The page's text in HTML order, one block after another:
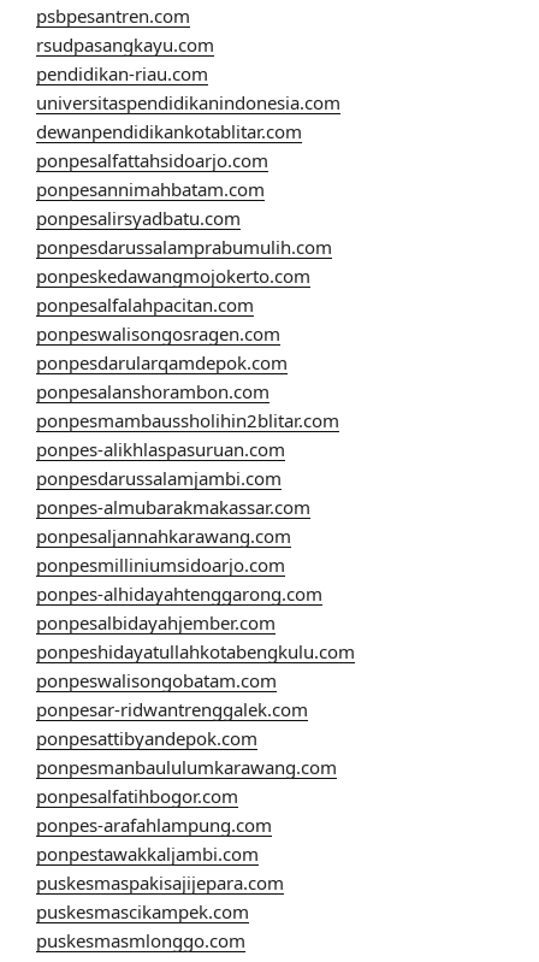
psbpesantren.com
rsudpasangkayu.com
pendidikan-riau.com
universitaspendidikanindonesia.com
dewanpendidikankotablitar.com
ponpesalfattahsidoarjo.com
ponpesannimahbatam.com
ponpesalirsyadbatu.com
ponpesdarussalamprabumulih.com
ponpeskedawangmojokerto.com
ponpesalfalahpacitan.com
ponpeswalisongosragen.com
ponpesdarularqamdepok.com
ponpesalanshorambon.com
ponpesmambaussholihin2blitar.com
ponpes-alikhlaspasuruan.com
ponpesdarussalamjambi.com
ponpes-almubarakmakassar.com
ponpesaljannahkarawang.com
ponpesmilliniumsidoarjo.com
ponpes-alhidayahtenggarong.com
ponpesalbidayahjember.com
ponpeshidayatullahkotabengkulu.com
ponpeswalisongobatam.com
ponpesar-ridwantrenggalek.com
ponpesattibyandepok.com
ponpesmanbaululumkarawang.com
ponpesalfatihbogor.com
ponpes-arafahlampung.com
ponpestawakkaljambi.com
puskesmaspakisajijepara.com
puskesmascikampek.com
puskesmasmlonggo.com